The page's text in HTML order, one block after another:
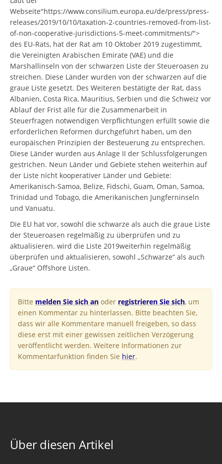
Webseite"https://www.consilium.europa.eu/de/press/press-
releases/2019/10/10/taxation-2-countries-removed-from-list-
of-non-cooperative-jurisdictions-5-meet-commitments/">
des EU-Rats, hat der Rat am 10 Oktober 2019 zugestimmt,
die Vereinigten Arabischen Emirate (VAE) und die
Marshallinseln von der schwarzen Liste der Steueroasen zu
streichen. Diese Länder wurden von der schwarzen auf die
graue Liste gesetzt. Des Weiteren bestätigte der Rat, dass
Albanien, Costa Rica, Mauritius, Serbien und die Schweiz vor
Ablauf der Frist alle für die Zusammenarbeit in
Steuerfragen notwendigen Verpflichtungen erfüllt sowie die
erforderlichen Reformen durchgeführt haben, um den
europäischen Prinzipien der Besteuerung zu entsprechen.
Diese Länder wurden aus Anlage II der Schlussfolgerungen
gestrichen. Neun Länder und Gebiete stehen weiterhin auf
der Liste nicht kooperativer Länder und Gebiete:
Amerikanisch-Samoa, Belize, Fidschi, Guam, Oman, Samoa,
Trinidad und Tobago, die Amerikanischen Jungferninseln
und Vanuatu.
Die EU hat vor, sowohl die schwarze als auch die graue Liste
der Steueroasen regelmäßig zu überprüfen und zu
aktualisieren. wird die Liste 2019weiterhin regelmäßig
überprüfen und aktualisieren, sowohl „Schwarze“ als auch
„Graue“ Offshore Listen.
Bitte melden Sie sich an oder registrieren Sie sich, um
einen Kommentar zu hinterlassen. Bitte beachten Sie,
dass wir alle Kommentare manuell freigeben, so dass
diese erst mit einer gewissen zeitlichen Verzögerung
veröffentlicht werden. Weitere Informationen zur
Kommentarfunktion finden Sie hier.
Über diesen Artikel